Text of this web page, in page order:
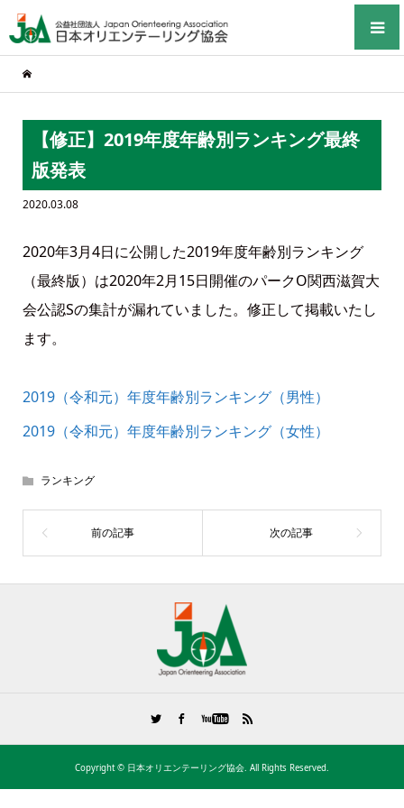
【修正】2019年度年齢別ランキング最終
版発表
2020.03.08
2020年3月4日に公開した2019年度年齢別ランキング
（最終版）は2020年2月15日開催のパークO関西滋賀大
会公認Sの集計が漏れていました。修正して掲載いたし
ます。
2019（令和元）年度年齢別ランキング（男性）
2019（令和元）年度年齢別ランキング（女性）
ランキング
Copyright © 日本オリエンテーリング協会. All Rights Reserved.